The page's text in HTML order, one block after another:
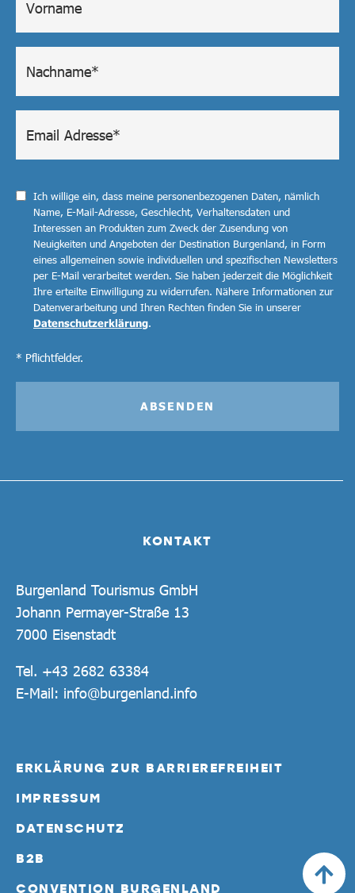
KONTAKT
Burgenland Tourismus GmbH
Johann Permayer-Straße 13
7000 Eisenstadt
Tel. +43 2682 63384
E-Mail: info@burgenland.info
ERKLÄRUNG ZUR BARRIEREFREIHEIT
IMPRESSUM
DATENSCHUTZ
B2B
CONVENTION BURGENLAND
Ich willige ein, dass meine personenbezogenen Daten, nämlich
Name, E-Mail-Adresse, Geschlecht, Verhaltensdaten und
Interessen an Produkten zum Zweck der Zusendung von
Neuigkeiten und Angeboten der Destination Burgenland, in Form
eines allgemeinen sowie individuellen und spezifischen Newsletters
per E-Mail verarbeitet werden. Sie haben jederzeit die Möglichkeit
Ihre erteilte Einwilligung zu widerrufen. Nähere Informationen zur
Datenverarbeitung und Ihren Rechten finden Sie in unserer
Datenschutzerklärung.
* Pflichtfelder.
ABSENDEN